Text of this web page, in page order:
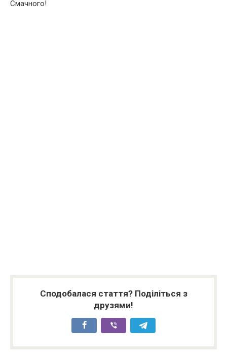
Смачного!
Сподобалася стаття? Поділіться з
друзями!